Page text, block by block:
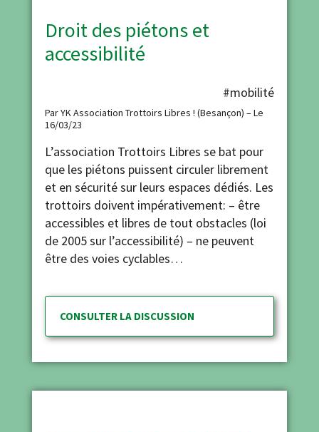
Droit des piétons et
accessibilité
#mobilité
Par YK Association Trottoirs Libres ! (Besançon) – Le
16/03/23
L’association Trottoirs Libres se bat pour
que les piétons puissent circuler librement
et en sécurité sur leurs espaces dédiés. Les
trottoirs doivent impérativement: – être
accessibles et libres de tout obstacles (loi
de 2005 sur l’accessibilité) – ne peuvent
être des voies cyclables…
CONSULTER LA DISCUSSION